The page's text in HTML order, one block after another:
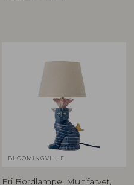
BLOOMINGVILLE
Eri Bordlampe, Multifarvet,